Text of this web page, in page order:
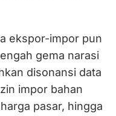
ekspor-impor pun
gema narasi
disonansi data
impor bahan
pasar, hingga